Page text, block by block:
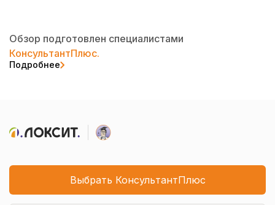
Обзор подготовлен специалистами
КонсультантПлюс.
Подробнее
Выбрать КонсультантПлюс